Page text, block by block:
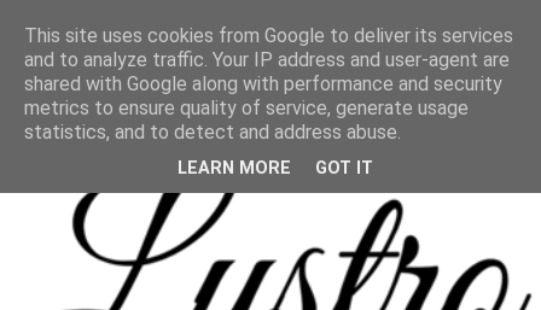
This site uses cookies from Google to deliver its services
and to analyze traffic. Your IP address and user-agent are
shared with Google along with performance and security
metrics to ensure quality of service, generate usage
statistics, and to detect and address abuse.
LEARN MORE GOT IT